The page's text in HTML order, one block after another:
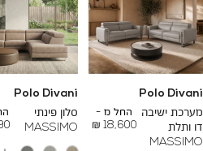
Polo Divani
מערכת ישיבה
דו ותלת
MASSIMO
החל מ -
18,600 ₪
To
24,000 ₪
Polo Divani
סלון פינתי
MASSIMO
₪
To
₪